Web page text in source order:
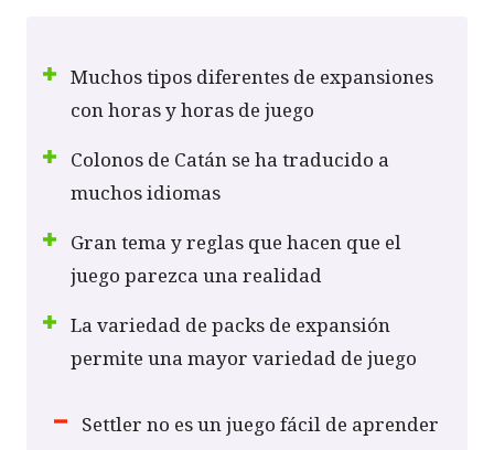
Muchos tipos diferentes de expansiones
con horas y horas de juego
Colonos de Catán se ha traducido a
muchos idiomas
Gran tema y reglas que hacen que el
juego parezca una realidad
La variedad de packs de expansión
permite una mayor variedad de juego
Settler no es un juego fácil de aprender